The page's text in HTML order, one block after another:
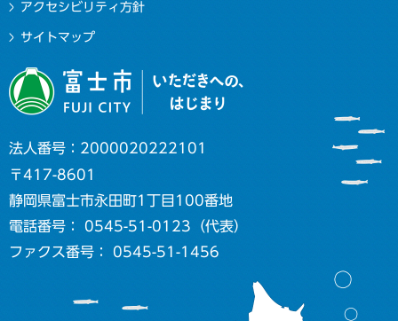
アクセシビリティ方針
サイトマップ
法人番号：2000020222101
〒417-8601
静岡県富士市永田町1丁目100番地
電話番号： 0545-51-0123（代表）
ファクス番号： 0545-51-1456